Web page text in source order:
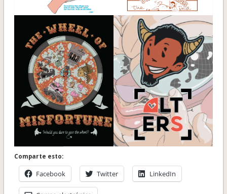
Comparte esto:
Facebook Twitter LinkedIn